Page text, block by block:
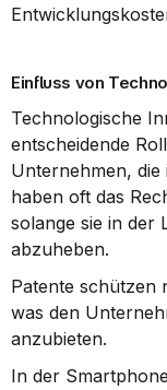
Einfluss von
Technologische
entscheidende
Unternehmen,
haben oft das
solange sie in der
abzuheben.
Patente schützen
was den
anzubieten.
In der